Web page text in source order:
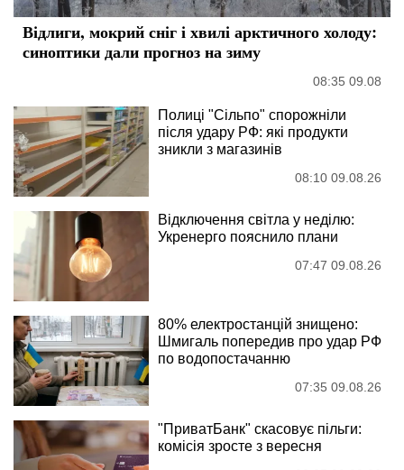
Відлиги, мокрий сніг і хвилі арктичного холоду:
синоптики дали прогноз на зиму
08:35 09.08
Полиці "Сільпо" спорожніли
після удару РФ: які продукти
зникли з магазинів
08:10 09.08.26
Відключення світла у неділю:
Укренерго пояснило плани
07:47 09.08.26
80% електростанцій знищено:
Шмигаль попередив про удар РФ
по водопостачанню
07:35 09.08.26
"ПриватБанк" скасовує пільги:
комісія зросте з вересня